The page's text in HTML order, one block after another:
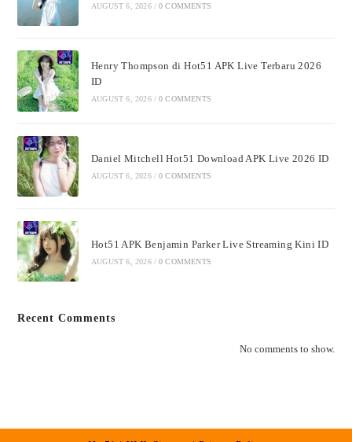
AUGUST 6, 2026 / 0 COMMENTS
Henry Thompson di Hot51 APK Live Terbaru 2026
ID
AUGUST 6, 2026 / 0 COMMENTS
Daniel Mitchell Hot51 Download APK Live 2026 ID
AUGUST 6, 2026 / 0 COMMENTS
Hot51 APK Benjamin Parker Live Streaming Kini ID
AUGUST 6, 2026 / 0 COMMENTS
Recent Comments
No comments to show.